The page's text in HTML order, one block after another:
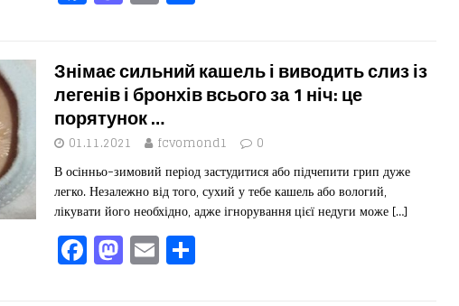
a
e
b
o
o
k
a
o
d
o
n
m
l ит
ис
я
Знімає сильний кашель і виводить слиз із
легенів і бронхів всього за 1 ніч: це
порятунок …
01.11.2021 fcvomond1 0
В осінньо-зимовий період застудитися або підчепити грип дуже
легко. Незалежно від того, сухий у тебе кашель або вологий,
лікувати його необхідно, адже ігнорування цієї недуги може […]
F
a
M
a
E
m